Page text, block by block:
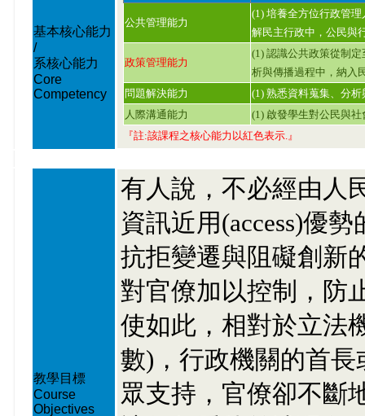
基本核心能力
/
系核心能力
Core
Competency
公共管理能力
(1) 培養全方位行政管
解民主行政中，公民與
政策管理能力
(1) 認識公共政策從制
析與傳播過程中，納入
問題解決能力
(1) 熟悉資料蒐集、分
人際溝通能力
(1) 啟發學生對公民與
『註:該課程之核心能力以紅色表示.』
教學目標
Course
Objectives
有人說，不必經由人
資訊近用(access)優
抗拒變遷與阻礙創新
對官僚加以控制，防
使如此，相對於立法
數)，行政機關的首
眾支持，官僚卻不斷